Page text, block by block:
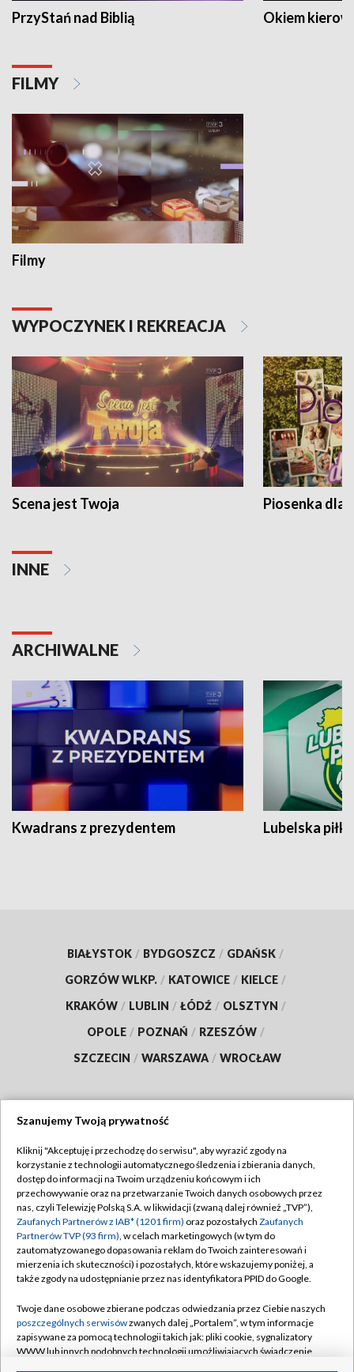
PrzyStań nad Biblią Okiem
FILMY
Filmy
WYPOCZYNEK I REKREACJA
Scena jest Twoja Piosenka dla
INNE
ARCHIWALNE
Kwadrans z prezydentem Lubelska piłka
BIAŁYSTOK / BYDGOSZCZ / GDAŃSK /
GORZÓW WLKP. / KATOWICE / KIELCE /
KRAKÓW / LUBLIN / ŁÓDŹ / OLSZTYN /
OPOLE / POZNAŃ / RZESZÓW /
SZCZECIN / WARSZAWA / WROCŁAW
TVP
Abonament TVP
Emisja w TVP
Centrum informacji TVP
Naziemna Telewizja Cyfrowa
Rada Programowa
System NOS
Regulamin TVP
Polityka prywatności
Moje zgody
Pomoc
Kontakt
Szanujemy Twoją prywatność
Kliknij "Akceptuję i przechodzę do serwisu", aby wyrazić zgody na
korzystanie z technologii automatycznego śledzenia i zbierania danych,
dostęp do informacji na Twoim urządzeniu końcowym i ich
przechowywanie oraz na przetwarzanie Twoich danych osobowych przez
nas, czyli Telewizję Polską S.A. w likwidacji (zwaną dalej również „TVP”),
Zaufanych Partnerów z IAB* (1201 firm) oraz pozostałych Zaufanych
Partnerów TVP (93 firm), w celach marketingowych (w tym do
zautomatyzowanego dopasowania reklam do Twoich zainteresowań i
mierzenia ich skuteczności) i pozostałych, które wskazujemy poniżej, a
także zgody na udostępnianie przez nas identyfikatora PPID do Google.
Twoje dane osobowe zbierane podczas odwiedzania przez Ciebie naszych
poszczególnych serwisówzwanych dalej „Portalem”, w tym informacje
zapisywane za pomocą technologii takich jak: pliki cookie, sygnalizatory
WWW lub innych podobnych technologii umożliwiających świadczenie